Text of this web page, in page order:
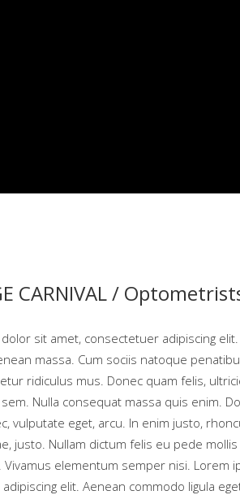
CARNIVAL /
sit amet, consectetuer adipiscing
massa. Cum sociis natoque
ridiculus mus. Donec quam felis,
Nulla consequat massa quis enim.
vulputate eget, arcu. In enim justo,
justo. Nullam dictum felis eu pede
Vivamus elementum semper nisi. Lorem
elit. Aenean commodo ligula